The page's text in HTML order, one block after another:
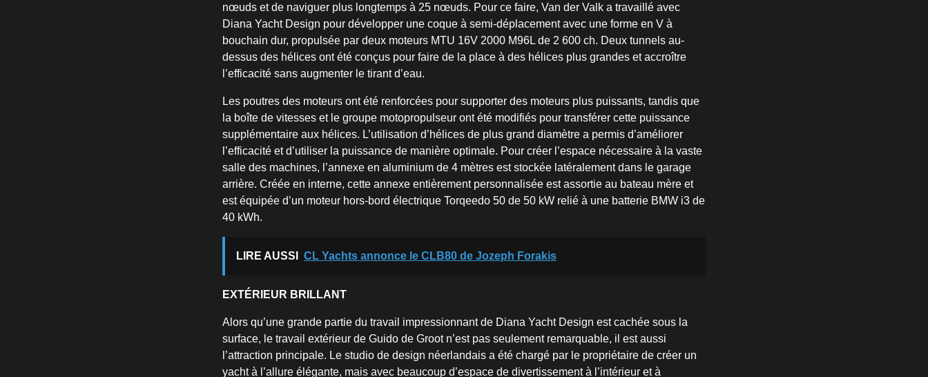
nœuds et de naviguer plus longtemps à 25 nœuds. Pour ce faire, Van der Valk a travaillé avec
Diana Yacht Design pour développer une coque à semi-déplacement avec une forme en V à
bouchain dur, propulsée par deux moteurs MTU 16V 2000 M96L de 2 600 ch. Deux tunnels au-
dessus des hélices ont été conçus pour faire de la place à des hélices plus grandes et accroître
l’efficacité sans augmenter le tirant d’eau.
Les poutres des moteurs ont été renforcées pour supporter des moteurs plus puissants, tandis que
la boîte de vitesses et le groupe motopropulseur ont été modifiés pour transférer cette puissance
supplémentaire aux hélices. L’utilisation d’hélices de plus grand diamètre a permis d’améliorer
l’efficacité et d’utiliser la puissance de manière optimale. Pour créer l’espace nécessaire à la vaste
salle des machines, l’annexe en aluminium de 4 mètres est stockée latéralement dans le garage
arrière. Créée en interne, cette annexe entièrement personnalisée est assortie au bateau mère et
est équipée d’un moteur hors-bord électrique Torqeedo 50 de 50 kW relié à une batterie BMW i3 de
40 kWh.
LIRE AUSSI CL Yachts annonce le CLB80 de Jozeph Forakis
EXTÉRIEUR BRILLANT
Alors qu’une grande partie du travail impressionnant de Diana Yacht Design est cachée sous la
surface, le travail extérieur de Guido de Groot n’est pas seulement remarquable, il est aussi
l’attraction principale. Le studio de design néerlandais a été chargé par le propriétaire de créer un
yacht à l’allure élégante, mais avec beaucoup d’espace de divertissement à l’intérieur et à